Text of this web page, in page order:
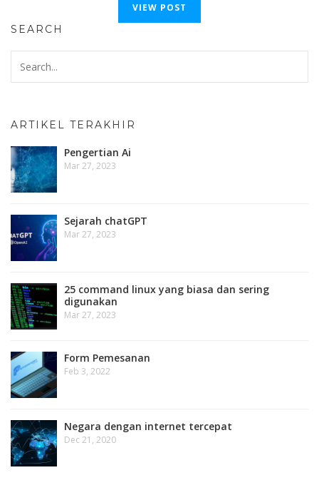
VIEW POST
SEARCH
ARTIKEL TERAKHIR
Pengertian Ai
Mar 27, 2023
Sejarah chatGPT
Mar 27, 2023
25 command linux yang biasa dan sering
digunakan
Mar 27, 2023
Form Pemesanan
Feb 3, 2022
Negara dengan internet tercepat
Dec 21, 2020